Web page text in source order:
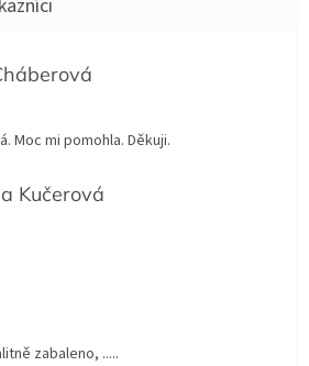
obchodu je 5 z 5 hvězdiček.
Moc mi pomohla. Děkuji.
Kučerová
obchodu je 5 z 5 hvězdiček.
obchodu je 5 z 5 hvězdiček.
zabaleno, .....